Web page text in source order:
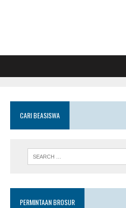
CARI BEASISWA
PERMINTAAN BROSUR